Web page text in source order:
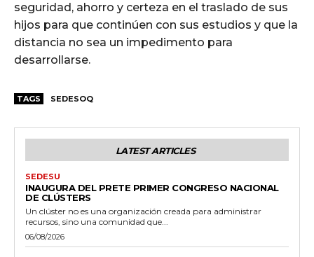
seguridad, ahorro y certeza en el traslado de sus
hijos para que continúen con sus estudios y que la
distancia no sea un impedimento para
desarrollarse.
TAGS SEDESOQ
LATEST ARTICLES
SEDESU
INAUGURA DEL PRETE PRIMER CONGRESO NACIONAL
DE CLÚSTERS
Un clúster no es una organización creada para administrar
recursos, sino una comunidad que...
06/08/2026